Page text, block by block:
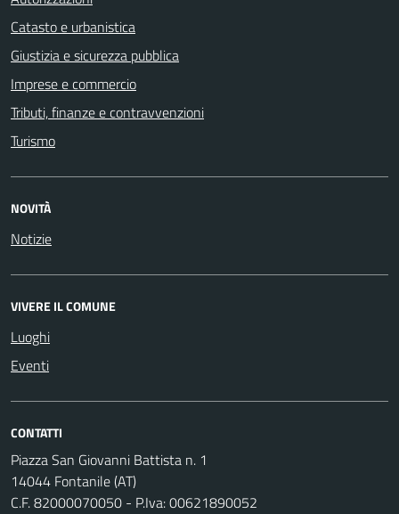
Catasto e urbanistica
Giustizia e sicurezza pubblica
Imprese e commercio
Tributi, finanze e contravvenzioni
Turismo
NOVITÀ
Notizie
VIVERE IL COMUNE
Luoghi
Eventi
CONTATTI
Piazza San Giovanni Battista n. 1
14044 Fontanile (AT)
C.F. 82000070050 - P.Iva: 00621890052